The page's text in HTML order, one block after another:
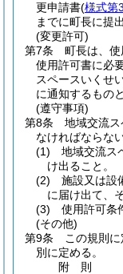
更申請書(様式第
までに町長に提
(変更許可)
第7条
町長は、
使用許可書に必
スペースいくせ
に通知するもの
(遵守事項)
第8条
地域交流
なければならない
(1)
地域交流ス
け出ること。
(2)
施設又は設
に届け出て、
(3)
使用許可条
(その他)
第9条
この規則
別に定める。
附 則